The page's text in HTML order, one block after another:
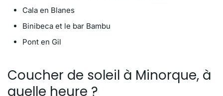
Cala en Blanes
Binibeca et le bar Bambu
Pont en Gil
Coucher de soleil à Minorque, à
quelle heure ?